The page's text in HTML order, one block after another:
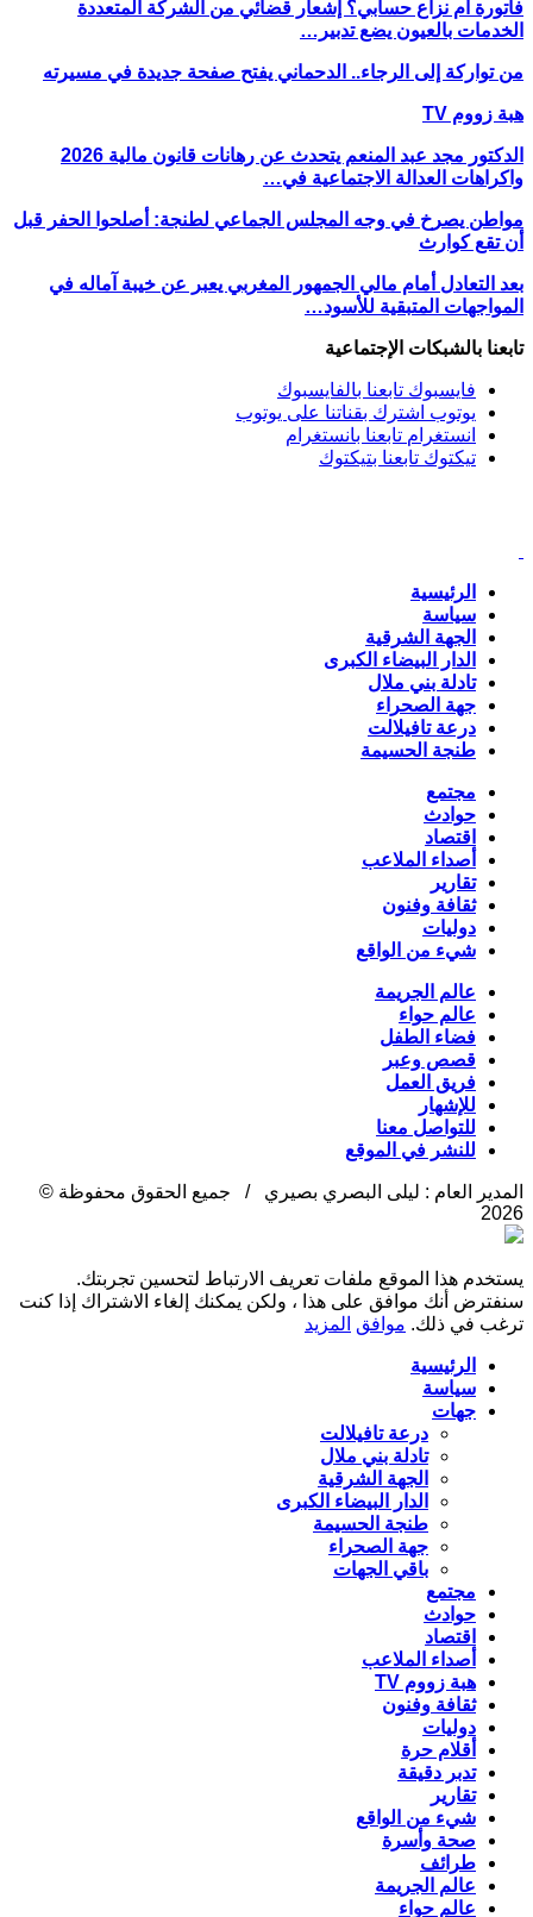
فاتورة أم نزاع حسابي؟ إشعار قضائي من الشركة المتعددة
الخدمات بالعيون يضع تدبير…
من تواركة إلى الرجاء.. الدحماني يفتح صفحة جديدة في مسيرته
هبة زووم TV
الدكتور مجد عبد المنعم يتحدث عن رهانات قانون مالية 2026
واكراهات العدالة الاجتماعية في…
مواطن يصرخ في وجه المجلس الجماعي لطنجة: أصلحوا الحفر قبل
أن تقع كوارث
بعد التعادل أمام مالي الجمهور المغربي يعبر عن خيبة آماله في
المواجهات المتبقية للأسود…
تابعنا بالشبكات الإجتماعية
فايسبوك تابعنا بالفايسبوك
يوتوب اشترك بقناتنا على يوتوب
انستغرام تابعنا بانستغرام
تيكتوك تابعنا بتيكتوك
الرئيسية
سياسة
الجهة الشرقية
الدار البيضاء الكبرى
تادلة بني ملال
جهة الصحراء
درعة تافيلالت
طنجة الحسيمة
مجتمع
حوادث
اقتصاد
أصداء الملاعب
تقارير
ثقافة وفنون
دوليات
شيء من الواقع
عالم الجريمة
عالم حواء
فضاء الطفل
قصص وعبر
فريق العمل
للإشهار
للتواصل معنا
للنشر في الموقع
المدير العام : ليلى البصري بصيري / جميع الحقوق محفوظة ©
2026
يستخدم هذا الموقع ملفات تعريف الارتباط لتحسين تجربتك.
سنفترض أنك موافق على هذا ، ولكن يمكنك إلغاء الاشتراك إذا كنت
ترغب في ذلك. موافق المزيد
الرئيسية
سياسة
جهات
درعة تافيلالت
تادلة بني ملال
الجهة الشرقية
الدار البيضاء الكبرى
طنجة الحسيمة
جهة الصحراء
باقي الجهات
مجتمع
حوادث
اقتصاد
أصداء الملاعب
هبة زووم TV
ثقافة وفنون
دوليات
أقلام حرة
تدبر دقيقة
تقارير
شيء من الواقع
صحة وأسرة
طرائف
عالم الجريمة
عالم حواء